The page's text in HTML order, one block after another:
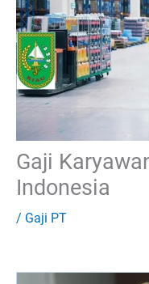
Gaji
Indonesia
/ Gaji PT